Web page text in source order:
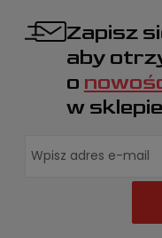
Zapisz
aby
o
w